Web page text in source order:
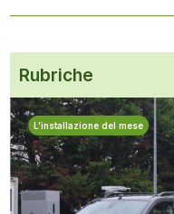
Rubriche
L’installazione del mese